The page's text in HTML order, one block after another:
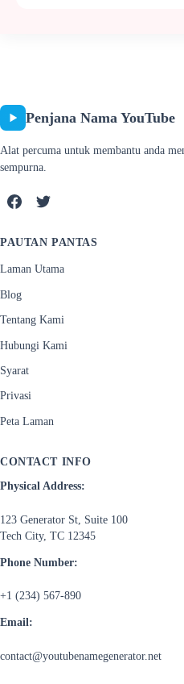
Penjana Nama YouTube
Alat percuma untuk membantu anda
sempurna.
PAUTAN PANTAS
Laman Utama
Blog
Tentang Kami
Hubungi Kami
Syarat
Privasi
Peta Laman
CONTACT INFO
Physical Address:
123 Generator St, Suite 100
Tech City, TC 12345
Phone Number:
+1 (234) 567-890
Email:
contact@youtubenamegenerator.net